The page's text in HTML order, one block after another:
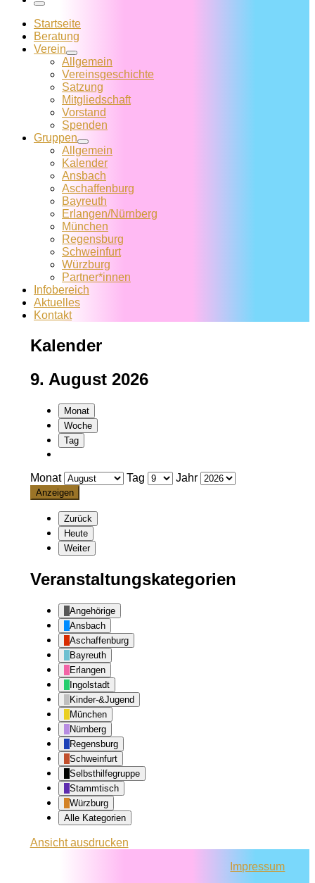
Menü
Startseite
Beratung
Verein
Allgemein
Vereins­geschichte
Satzung
Mitglied­schaft
Vorstand
Spenden
Gruppen
Allgemein
Kalender
Ansbach
Aschaffenburg
Bayreuth
Erlangen/Nürnberg
München
Regensburg
Schweinfurt
Würzburg
Partner*innen
Infobereich
Aktuelles
Kontakt
Kalender
9. August 2026
Monat
Woche
Tag
Monat Tag Jahr
Zurück
Heute
Weiter
Veranstaltungskategorien
Angehörige
Ansbach
Aschaffenburg
Bayreuth
Erlangen
Ingolstadt
Kinder-&Jugend
München
Nürnberg
Regensburg
Schweinfurt
Selbsthilfegruppe
Stammtisch
Würzburg
Alle Kategorien
Ansichtausdrucken
Impressum